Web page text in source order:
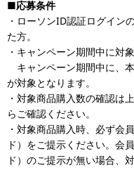
■応募条件
・ローソンID認証ログイン
た方。
・キャンペーン期間中に対
キャンペーン期間中に、
が対象となります。
・対象商品購入数の確認は
らご確認ください。
・対象商品購入時、必ず会
ド）をご提示ください。会
ド）のご提示が無い場合、